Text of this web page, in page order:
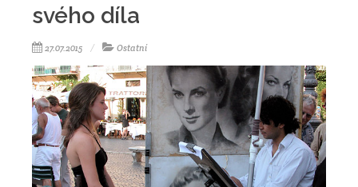
svého díla
27.07.2015 Ostatní